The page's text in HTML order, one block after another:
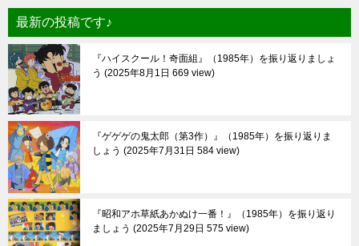
最新の投稿です♪
『ハイスクール！奇面組』（1985年）を振り返りましょ
う
2025年8月1日 669 view
『ゲゲゲの鬼太郎（第3作）』（1985年）を振り返りま
しょう
2025年7月31日 584 view
『昭和アホ草紙あかぬけ一番！』（1985年）を振り返り
ましょう
2025年7月29日 575 view